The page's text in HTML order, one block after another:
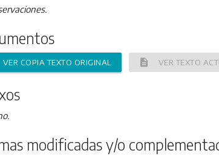
VER COPIA TEXTO ORIGINAL description VER TEXTO
modificadas y/o